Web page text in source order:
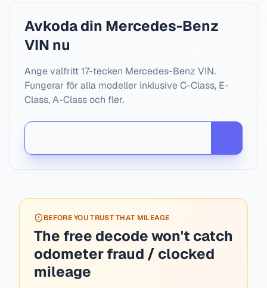
Avkoda din Mercedes-Benz
VIN nu
Ange valfritt 17-tecken Mercedes-Benz VIN.
Fungerar för alla modeller inklusive C-Class, E-
Class, A-Class och fler.
BEFORE YOU TRUST THAT MILEAGE
The free decode won't catch
odometer fraud / clocked
mileage